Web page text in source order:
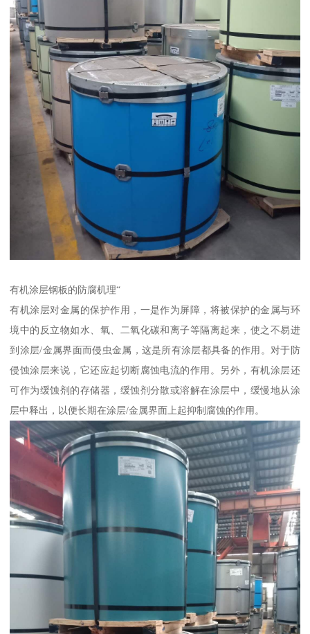
有机涂层钢板的防腐机理“
有机涂层对金属的保护作用，一是作为屏障，将被保护的金属与环
境中的反立物如水、氧、二氧化碳和离子等隔离起来，使之不易进
到涂层/金属界面而侵虫金属，这是所有涂层都具备的作用。对于防
侵蚀涂层来说，它还应起切断腐蚀电流的作用。另外，有机涂层还
可作为缓蚀剂的存储器，缓蚀剂分散或溶解在涂层中，缓慢地从涂
层中释出，以便长期在涂层/金属界面上起抑制腐蚀的作用。